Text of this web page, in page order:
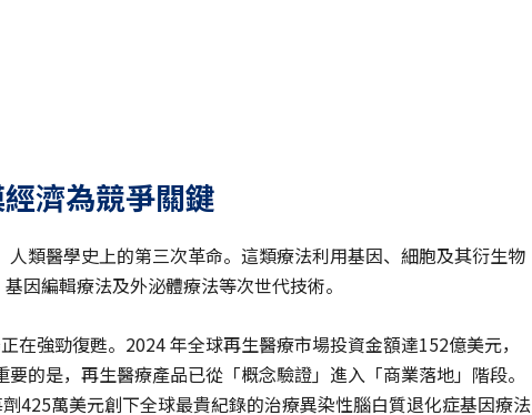
濟為競爭關鍵
類醫學史上的第三次革命。這類療法利用基因、細胞及其衍生物
因編輯療法及外泌體療法等次世代技術。
強勁復甦。2024 年全球再生醫療市場投資金額達152億美元，
的是，再生醫療產品已從「概念驗證」進入「商業落地」階段。
425萬美元創下全球最貴紀錄的治療異染性腦白質退化症基因療法